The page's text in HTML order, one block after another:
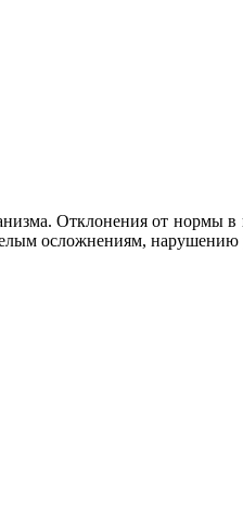
Отклонения от нормы
осложнениям,